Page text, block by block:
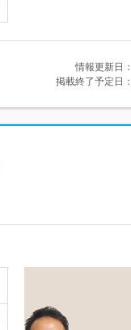
情報更新日：
掲載終了予定日：